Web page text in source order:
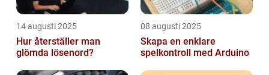
14 augusti 2025
Hur återställer man
glömda lösenord?
08 augusti 2025
Skapa en enklare
spelkontroll med Arduino